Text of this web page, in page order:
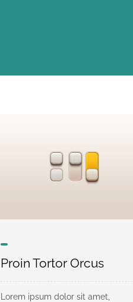
Proin Tortor Orcus
Lorem ipsum dolor sit amet,